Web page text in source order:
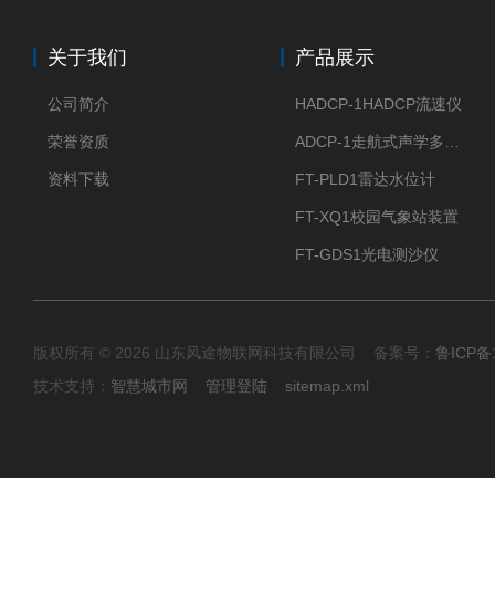
关于我们
公司简介
荣誉资质
资料下载
产品展示
HADCP-1HADCP流速仪
FT-PLD1雷达水位计
FT-XQ1校园气象站装置
FT-GDS1光电测沙仪
版权所有 © 2026 山东风途物联网科技有限公司 备案号： 鲁ICP
技术支持： 智慧城市网 管理登陆 sitemap.xml